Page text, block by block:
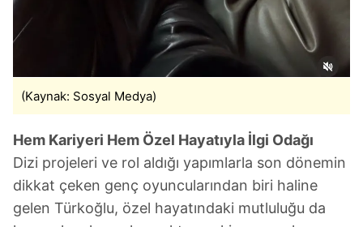
(Kaynak: Sosyal Medya)
Hem Kariyeri Hem Özel Hayatıyla İlgi Odağı
Dizi projeleri ve rol aldığı yapımlarla son dönemin
dikkat çeken genç oyuncularından biri haline
gelen Türkoğlu, özel hayatındaki mutluluğu da